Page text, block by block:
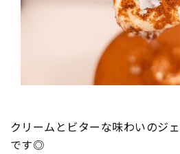
クリームとビターな味わいのジ
です◎